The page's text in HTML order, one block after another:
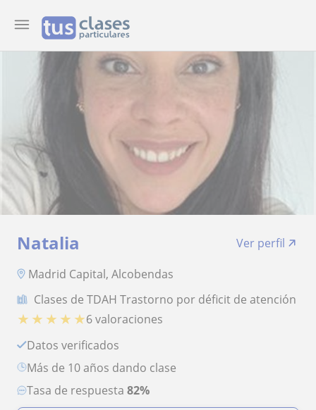
Natalia
Ver perfil
Madrid Capital, Alcobendas
Clases de TDAH Trastorno por déficit de atención
★ ★ ★ ★ ★6 valoraciones
Datos verificados
más de 10 años dando clase
Tasa de respuesta 82%